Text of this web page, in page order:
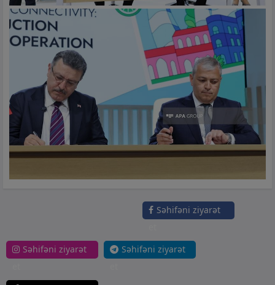
Səhifəni ziyarət
Səhifəni ziyarət
Səhifəni ziyarət